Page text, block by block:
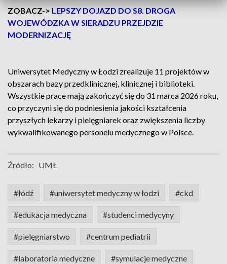
ZOBACZ-> LEPSZY DOJAZD DO S8. DROGA
WOJEWÓDZKA W SIERADZU PRZEJDZIE
MODERNIZACJĘ
Uniwersytet Medyczny w Łodzi zrealizuje 11 projektów w
obszarach bazy przedklinicznej, klinicznej i biblioteki.
Wszystkie prace mają zakończyć się do 31 marca 2026 roku,
co przyczyni się do podniesienia jakości kształcenia
przyszłych lekarzy i pielęgniarek oraz zwiększenia liczby
wykwalifikowanego personelu medycznego w Polsce.
Źródło: UMŁ
#łódź #uniwersytet medyczny w łodzi #ckd
#edukacja medyczna #studenci medycyny
#pielęgniarstwo #centrum pediatrii
#laboratoria medyczne #symulacje medyczne